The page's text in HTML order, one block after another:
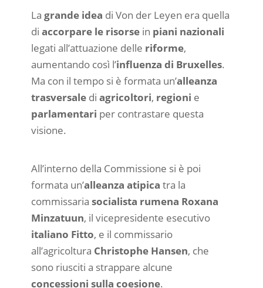
La grande idea di Von der Leyen era quella
di accorpare le risorsein piani nazionali
legati all’attuazione delle riforme,
aumentando così l’influenza di Bruxelles.
Ma con il tempo si è formata un’alleanza
trasversaledi agricoltori, regioni e
parlamentari per contrastare questa
visione.
All’interno della Commissione si è poi
formata un’alleanza atipica tra la
commissaria socialista rumena Roxana
Minzatuun, il vicepresidente esecutivo
italiano Fitto, e il commissario
all’agricoltura Christophe Hansen, che
sono riusciti a strappare alcune
concessioni sulla coesione.